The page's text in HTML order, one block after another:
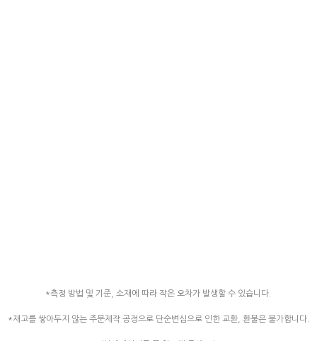
*측정 방법 및 기준, 소재에 따라 작은 오차가 발생할 수 있습니다.
*재고를 쌓아두지 않는 주문제작 공정으로 단순변심으로 인한 교환, 환불은 불가합니다.